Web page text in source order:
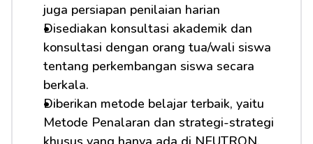
juga persiapan penilaian harian
Disediakan konsultasi akademik dan
konsultasi dengan orang tua/wali siswa
tentang perkembangan siswa secara
berkala.
Diberikan metode belajar terbaik, yaitu
Metode Penalaran dan strategi-strategi